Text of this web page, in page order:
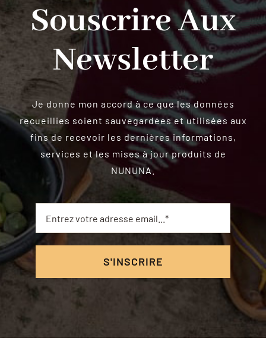
Souscrire Aux
Newsletter
Je donne mon accord à ce que les données
recueillies soient sauvegardées et utilisées aux
fins de recevoir les dernières informations,
services et les mises à jour produits de
NUNUNA.
S'INSCRIRE